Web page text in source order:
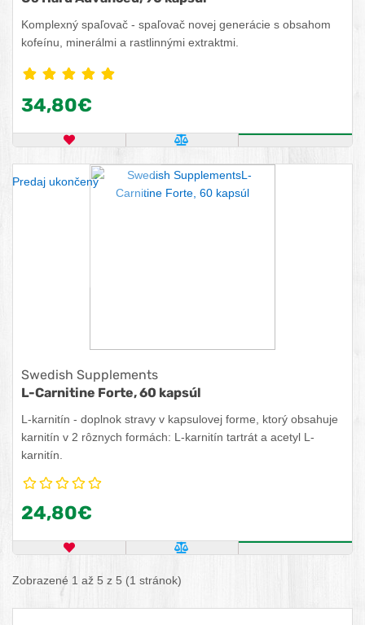
Komplexný spaľovač - spaľovač novej generácie s obsahom
kofeínu, minerálmi a rastlinnými extraktmi.
34,80€
OBĽÚBENÝ PRODUKTPOROVNAŤ PRODUKTZISTITE
Predaj ukončený
Swedish Supplements
L-Carnitine Forte, 60 kapsúl
L-karnitín - doplnok stravy v kapsulovej forme, ktorý obsahuje
karnitín v 2 rôznych formách: L-karnitín tartrát a acetyl L-
karnitín.
24,80€
OBĽÚBENÝ PRODUKTPOROVNAŤ PRODUKTZISTITE
Zobrazené 1 až 5 z 5 (1 stránok)